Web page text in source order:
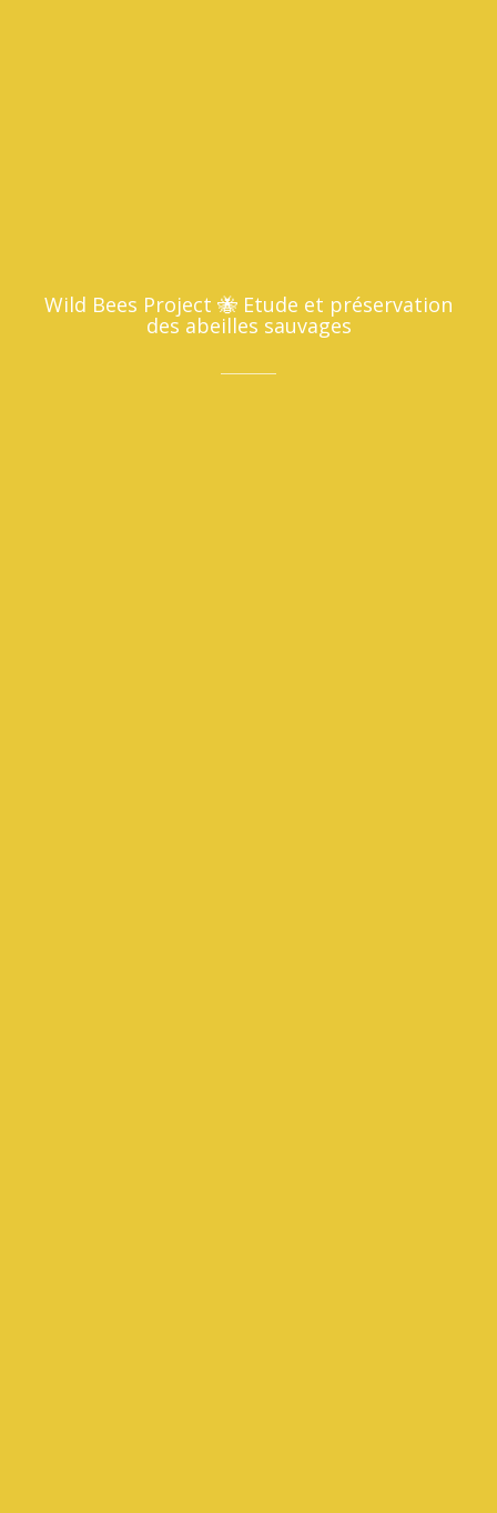
Wild Bees Project 🐝 Etude et préservation
des abeilles sauvages